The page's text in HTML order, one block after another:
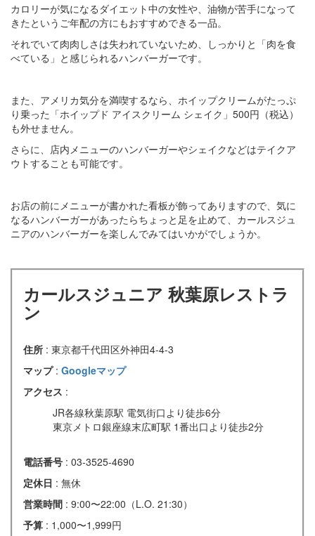
カロリーが気になるダイエット中の女性や、油物が苦手になって
きたというご年配の方にもおすすめできる一品。
それでいて肉肉しさは失われていないため、しっかりと「肉を食
べている」と感じられるハンバーガーです。
また、アメリカ気分を満喫するなら、ホイップクリームがたっぷ
り乗った「ホイップド アイスクリーム シェイク」500円（税込）
も外せません。
さらに、店内メニューのハンバーガーやシェイクなどはテイクア
ウトすることも可能です。
お店の前にメニューが書かれた看板が飾ってありますので、気に
なるハンバーガーがあったらちょっと足を止めて、カールスジュ
ニアのハンバーガーを楽しんでみてはいかがでしょうか。
カールスジュニア 秋葉原レストラ
ン
住所 : 東京都千代田区外神田4-4-3
マップ : Googleマップ
アクセス :
JR各線秋葉原駅 電気街口より徒歩6分
東京メトロ銀座線末広町駅 1番出口より徒歩2分
電話番号 : 03-3525-4690
定休日 : 無休
営業時間 : 9:00〜22:00（L.O. 21:30）
予算 : 1,000〜1,999円